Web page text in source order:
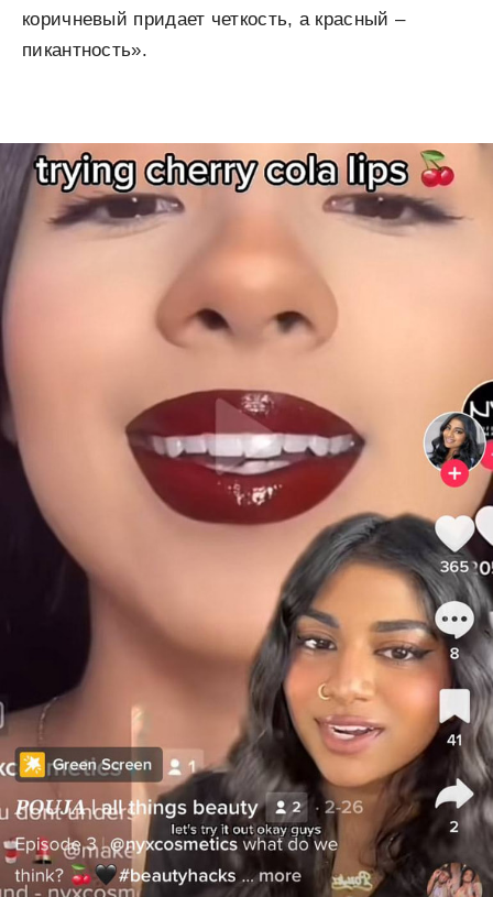
коричневый придает четкость, а красный –
пикантность».